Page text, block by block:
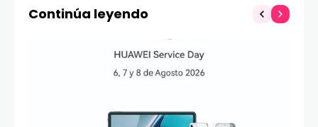
CyberMonday
Continúa leyendo